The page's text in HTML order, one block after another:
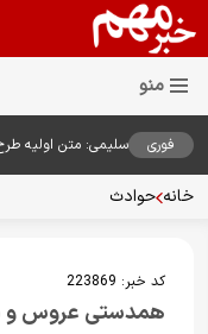
فوری
سلیمی: متن اولیه
خانه حوادث
کد خبر: 223869
همدستی عروس و